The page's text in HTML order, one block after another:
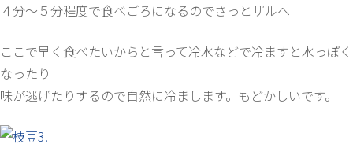
４分～５分程度で食べごろになるのでさっとザルへ
ここで早く食べたいからと言って冷水などで冷ますと水っぽく
なったり
味が逃げたりするので自然に冷まします。もどかしいです。